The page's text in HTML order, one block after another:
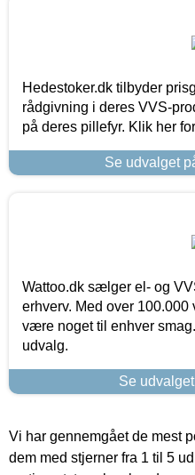
Hedestoker.dk tilbyder
rådgivning i deres VVS-
på deres pillefyr. Klik her
Se udvalget
Wattoo.dk sælger el- og
erhverv. Med over
være noget til enhver
udvalg.
Se
Vi har gennemgået de mest
dem med stjerner fra 1 til 5